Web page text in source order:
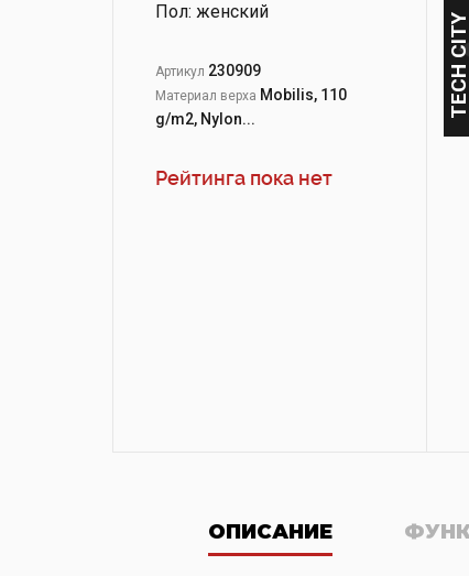
Пол: женский
Артикул 230909
Материал верха Mobilis, 110
g/m2, Nylon...
Рейтинга пока нет
ОПИСАНИЕ